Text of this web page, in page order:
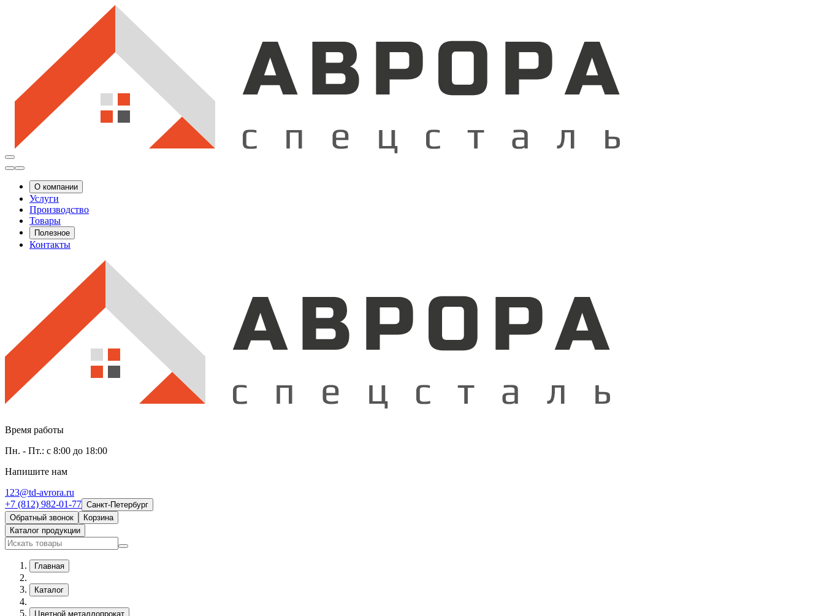
О компании
Услуги
Производство
Товары
Полезное
Контакты
Время работы
Пн. - Пт.: с 8:00 до 18:00
Напишите нам
123@td-avrora.ru
+7 (812) 982-01-77 Санкт-Петербург
Обратный звонок
Корзина
Каталог продукции
Главная
Каталог
Цветной металлопрокат